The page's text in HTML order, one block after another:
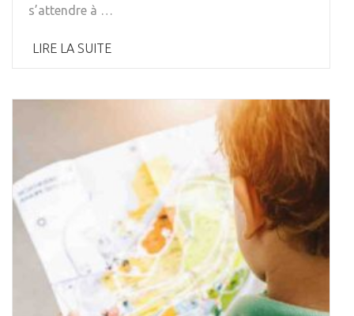
s’attendre à …
LIRE LA SUITE